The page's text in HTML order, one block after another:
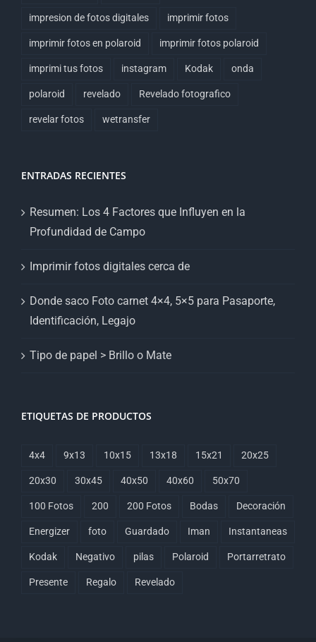
impresion de fotos digitales imprimir fotos
imprimir fotos en polaroid imprimir fotos polaroid
imprimi tus fotos instagram Kodak onda
polaroid revelado Revelado fotografico
revelar fotos wetransfer
ENTRADAS RECIENTES
Resumen: Los 4 Factores que Influyen en la
Profundidad de Campo
Imprimir fotos digitales cerca de
Donde saco Foto carnet 4×4, 5×5 para Pasaporte,
Identificación, Legajo
Tipo de papel > Brillo o Mate
ETIQUETAS DE PRODUCTOS
4x4 9x13 10x15 13x18 15x21 20x25
20x30 30x45 40x50 40x60 50x70
100 Fotos 200 200 Fotos Bodas Decoración
Energizer foto Guardado Iman Instantaneas
Kodak Negativo pilas Polaroid Portarretrato
Presente Regalo Revelado